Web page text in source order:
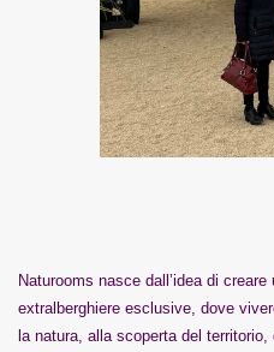
Naturooms nasce dall’idea di
extralberghiere esclusive, dove
la natura, alla scoperta del